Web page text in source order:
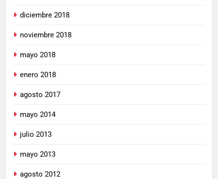
diciembre 2018
noviembre 2018
mayo 2018
enero 2018
agosto 2017
mayo 2014
julio 2013
mayo 2013
agosto 2012